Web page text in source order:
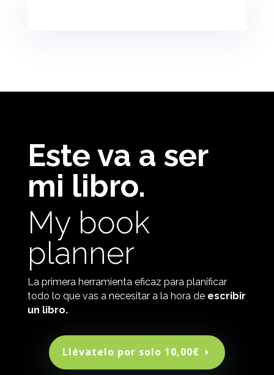
Este va a ser
mi libro.
My book
planner
La primera herramienta eficaz para planificar
todo lo que vas a necesitar a la hora deescribir
un libro.
Llévatelo por solo 10,00€